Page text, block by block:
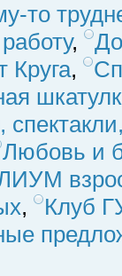
то
,
Круга,
Любовь и
,
Клуб